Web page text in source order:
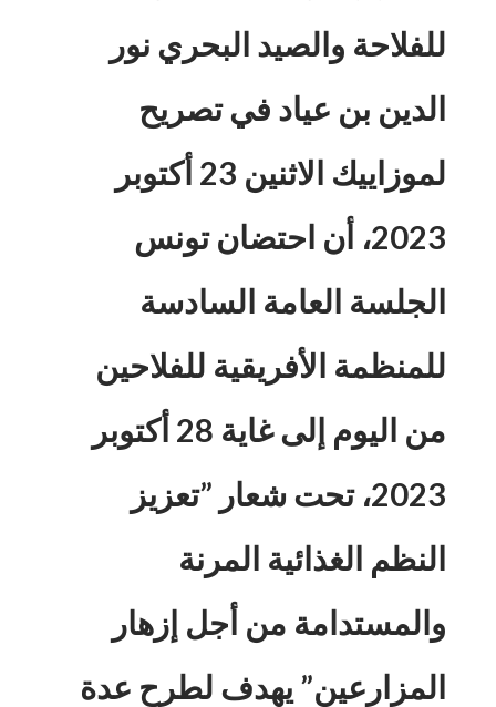
للفلاحة والصيد البحري نور
الدين بن عياد في تصريح
لموزاييك الاثنين 23 أكتوبر
2023، أن احتضان تونس
الجلسة العامة السادسة
للمنظمة الأفريقية للفلاحين
من اليوم إلى غاية 28 أكتوبر
2023، تحت شعار ”تعزيز
النظم الغذائية المرنة
والمستدامة من أجل إزهار
المزارعين” يهدف لطرح عدة